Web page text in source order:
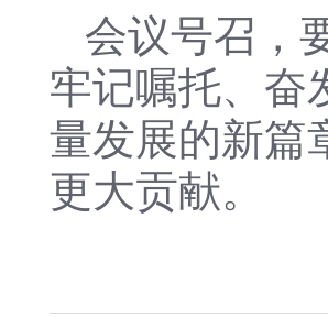
会议号召，
牢记嘱托、奋
量发展的新篇
更大贡献。